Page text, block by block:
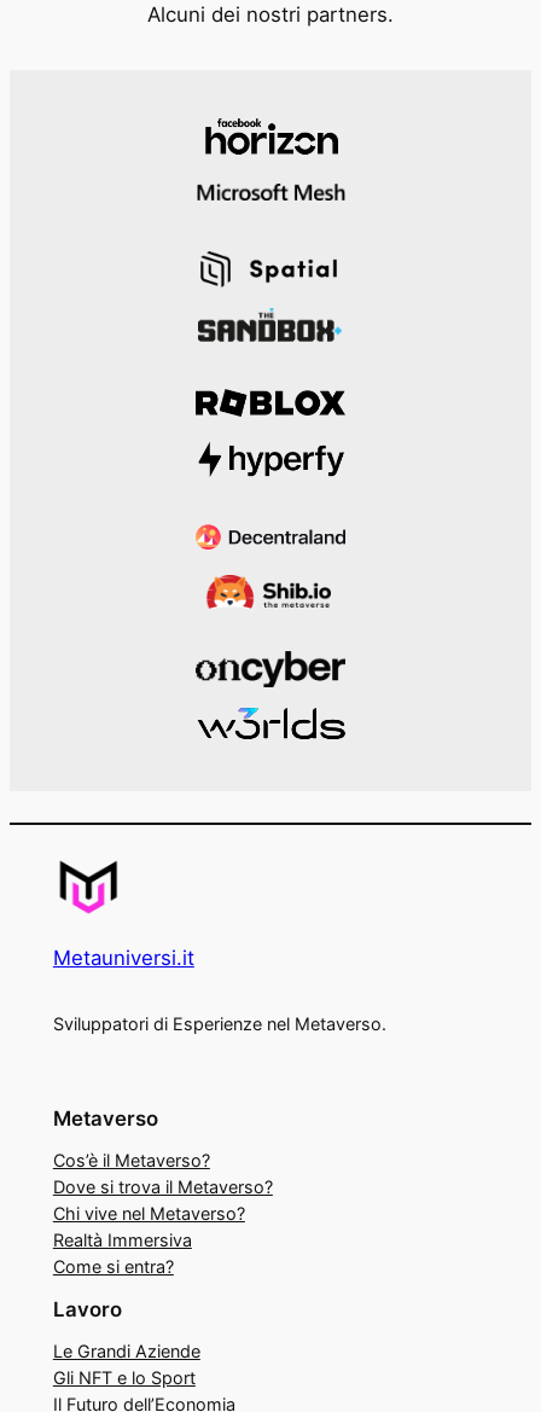
Alcuni dei nostri partners.
Metauniversi.it
Sviluppatori di Esperienze nel Metaverso.
Metaverso
Cos’è il Metaverso?
Dove si trova il Metaverso?
Chi vive nel Metaverso?
Realtà Immersiva
Come si entra?
Lavoro
Le Grandi Aziende
Gli NFT e lo Sport
Il Futuro dell’Economia